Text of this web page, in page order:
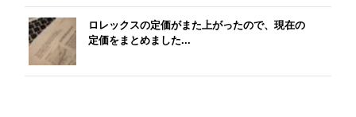
ロレックスの定価がまた上がったので、現在の
定価をまとめました...